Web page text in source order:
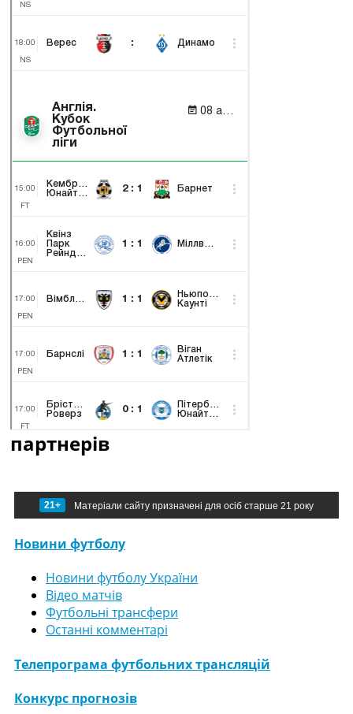
партнерів
21+ Матеріали сайту призначені для осіб старше 21 року
Новини футболу
Новини футболу України
Відео матчів
Футбольні трансфери
Останні комментарі
Телепрограма футбольних трансляцій
Конкурс прогнозів